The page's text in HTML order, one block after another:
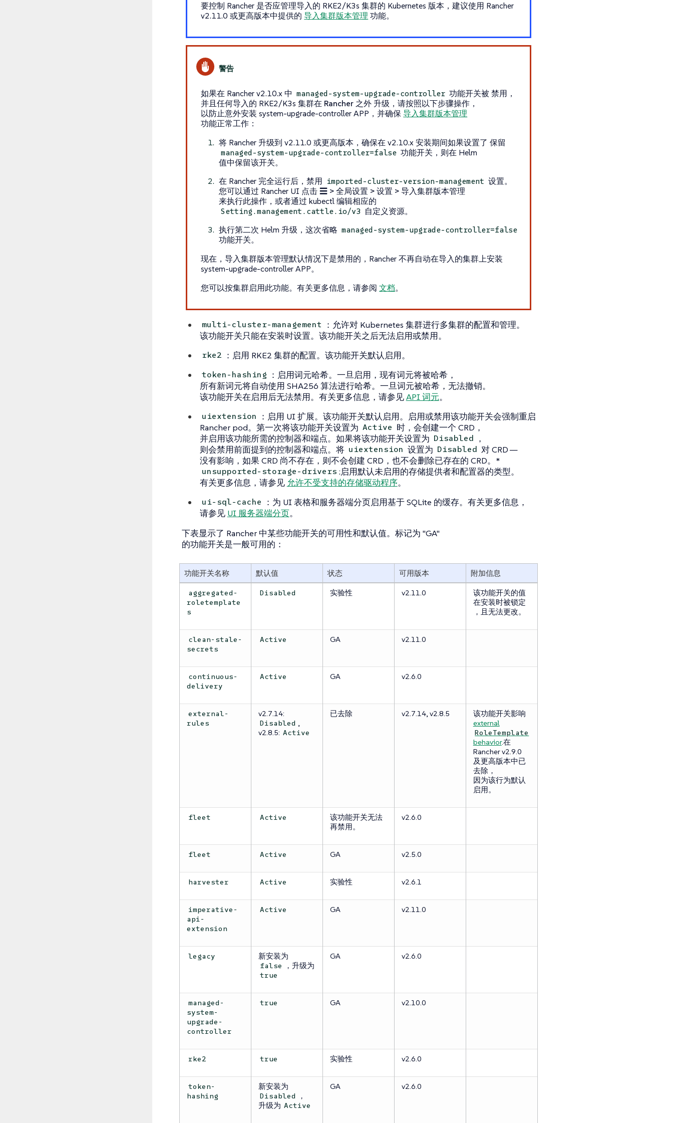
要控制 Rancher 是否应管理导入的 RKE2/K3s 集群的 Kubernetes 版本，建议使用 Rancher
v2.11.0 或更高版本中提供的导入集群版本管理 功能。
如果在 Rancher v2.10.x 中 managed-system-upgrade-controller 功能开关被 禁用 ，
并且任何导入的 RKE2/K3s 集群在 Rancher 之外 升级，请按照以下步骤操作，
以防止意外安装 system-upgrade-controller APP，并确保导入集群版本管理
功能正常工作：
将 Rancher 升级到 v2.11.0 或更高版本，确保在 v2.10.x 安装期间如果设置了保留
managed-system-upgrade-controller=false 功能开关，则在 Helm
值中保留该开关。
在 Rancher 完全运行后，禁用 imported-cluster-version-management 设置。
您可以通过 Rancher UI 点击☰ > 全局设置 > 设置 > 导入集群版本管理
来执行此操作，或者通过 kubectl 编辑相应的
Setting.management.cattle.io/v3 自定义资源。
执行第二次 Helm 升级，这次省略 managed-system-upgrade-controller=false
功能开关。
现在，导入集群版本管理默认情况下是禁用的，Rancher 不再自动在导入的集群上安装
system-upgrade-controller APP。
您可以按集群启用此功能。有关更多信息，请参阅文档。
multi-cluster-management
：允许对 Kubernetes 集群进行多集群的配置和管理。
该功能开关只能在安装时设置。该功能开关之后无法启用或禁用。
rke2 ：启用 RKE2 集群的配置。该功能开关默认启用。
token-hashing ：启用词元哈希。一旦启用，现有词元将被哈希，
所有新词元将自动使用 SHA256 算法进行哈希。一旦词元被哈希，无法撤销。
该功能开关在启用后无法禁用。有关更多信息，请参见API 词元。
uiextension
：启用 UI 扩展。该功能开关默认启用。启用或禁用该功能开关会强制重启
Rancher pod。第一次将该功能开关设置为 Active 时，会创建一个 CRD，
并启用该功能所需的控制器和端点。如果将该功能开关设置为 Disabled ，
则会禁用前面提到的控制器和端点。将 uiextension 设置为 Disabled 对 CRD —
没有影响，如果 CRD 尚不存在，则不会创建 CRD，也不会删除已存在的 CRD。*
unsupported-storage-drivers :启用默认未启用的存储提供者和配置器的类型。
有关更多信息，请参见 允许不受支持的存储驱动程序。
ui-sql-cache
：为 UI 表格和服务器端分页启用基于 SQLite 的缓存。有关更多信息，
请参见 UI 服务器端分页。
下表显示了 Rancher 中某些功能开关的可用性和默认值。标记为 "GA"
的功能开关是一般可用的：
功能开关名称 默认值 状态 可用版本 附加信息
aggregated-
roletemplate
s
Disabled 实验性 v2.11.0
该功能开关的值
在安装时被锁定
，且无法更改。
clean-stale-
secrets
Active GA v2.11.0
continuous-
delivery
Active GA v2.6.0
external-
rules
v2.7.14:
Disabled
v2.8.5: Active
已去除 v2.7.14, v2.8.5
该功能开关影响
external
RoleTemplate
behavior.在
Rancher v2.9.0
及更高版本中已
去除，
因为该行为默认
启用。
fleet Active
该功能开关无法
再禁用。
v2.6.0
fleet Active GA v2.5.0
harvester Active 实验性 v2.6.1
imperative-
api-
extension
Active GA v2.11.0
legacy 新安装为
false ，升级为
true
GA v2.6.0
managed-
system-
upgrade-
controller
true GA v2.10.0
rke2 true 实验性 v2.6.0
token-
hashing
新安装为
Disabled
，
升级为 Active
GA v2.6.0